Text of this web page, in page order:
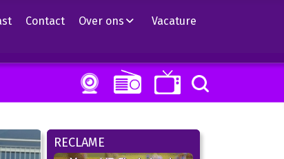
Contact Over ons Vacature
RECLAME